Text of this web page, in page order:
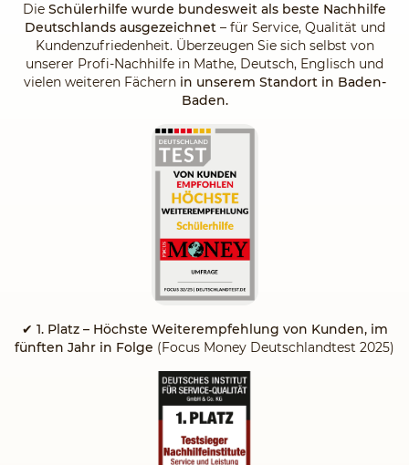
Die Schülerhilfe wurde bundesweit als beste Nachhilfe
Deutschlands ausgezeichnet– für Service, Qualität und
Kundenzufriedenheit. Überzeugen Sie sich selbst von
unserer Profi-Nachhilfe in Mathe, Deutsch, Englisch und
vielen weiteren Fächern in unserem Standort in Baden-
Baden.
✔ 1. Platz – Höchste Weiterempfehlung von Kunden, im
fünften Jahr in Folge (Focus Money Deutschlandtest 2025)